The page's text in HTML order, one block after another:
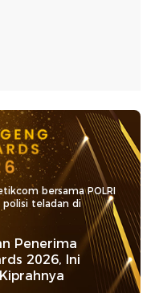
bersama POLRI
polisi teladan di
Penerima
2026, Ini